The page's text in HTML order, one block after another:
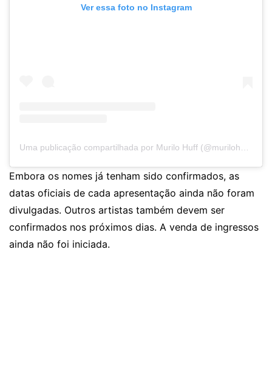
Ver essa foto no Instagram
Uma publicação compartilhada por Murilo Huff (@murilohuff)
Embora os nomes já tenham sido confirmados, as
datas oficiais de cada apresentação ainda não foram
divulgadas. Outros artistas também devem ser
confirmados nos próximos dias. A venda de ingressos
ainda não foi iniciada.